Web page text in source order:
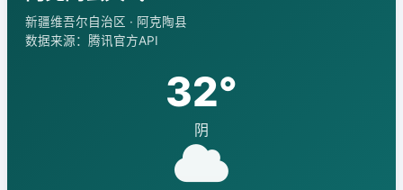
新疆维吾尔自治区 · 阿克陶县
数据来源：腾讯官方API
32°
阴